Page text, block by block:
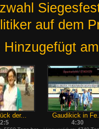
auf dem
Hinzugefügt am
der...
2:5
Gaudikick in
4:30